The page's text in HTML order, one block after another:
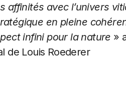
affinités avec l’univers
en pleine
infini pour la nature »
de Louis Roederer